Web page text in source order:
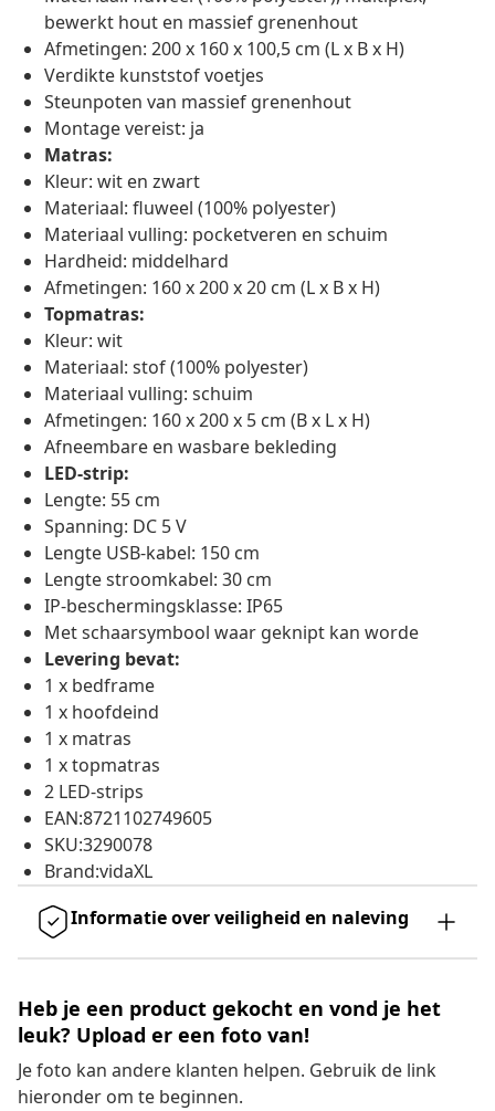
bewerkt hout en massief grenenhout
Afmetingen: 200 x 160 x 100,5 cm (L x B x H)
Verdikte kunststof voetjes
Steunpoten van massief grenenhout
Montage vereist: ja
Matras:
Kleur: wit en zwart
Materiaal: fluweel (100% polyester)
Materiaal vulling: pocketveren en schuim
Hardheid: middelhard
Afmetingen: 160 x 200 x 20 cm (L x B x H)
Topmatras:
Kleur: wit
Materiaal: stof (100% polyester)
Materiaal vulling: schuim
Afmetingen: 160 x 200 x 5 cm (B x L x H)
Afneembare en wasbare bekleding
LED-strip:
Lengte: 55 cm
Spanning: DC 5 V
Lengte USB-kabel: 150 cm
Lengte stroomkabel: 30 cm
IP-beschermingsklasse: IP65
Met schaarsymbool waar geknipt kan worde
Levering bevat:
1 x bedframe
1 x hoofdeind
1 x matras
1 x topmatras
2 LED-strips
EAN:8721102749605
SKU:3290078
Brand:vidaXL
Informatie over veiligheid en naleving
Heb je een product gekocht en vond je het
leuk? Upload er een foto van!
Je foto kan andere klanten helpen. Gebruik de link
hieronder om te beginnen.